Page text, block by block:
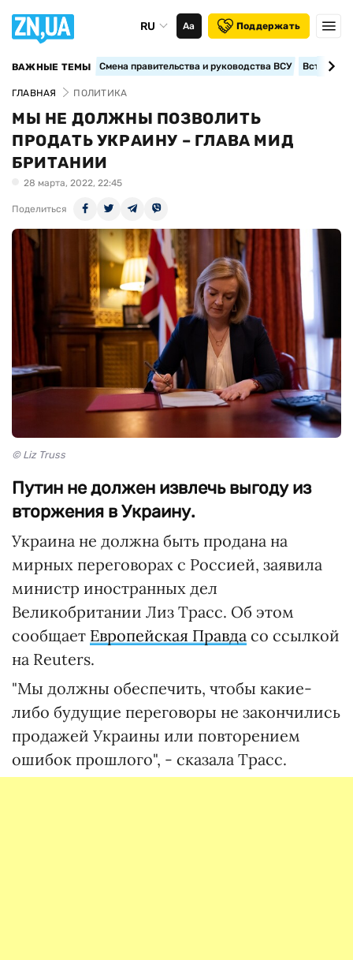
RU Аа Поддержать
ВАЖНЫЕ ТЕМЫ Смена правительства и руководства ВСУ
ГЛАВНАЯ ПОЛИТИКА
МЫ НЕ ДОЛЖНЫ ПОЗВОЛИТЬ
ПРОДАТЬ УКРАИНУ – ГЛАВА МИД
БРИТАНИИ
28 марта, 2022, 22:45
Поделиться
© Liz Truss
Путин не должен извлечь выгоду из
вторжения в Украину.
Украина не должна быть продана на
мирных переговорах с Россией, заявила
министр иностранных дел
Великобритании Лиз Трасс. Об этом
сообщает Европейская Правда со ссылкой
на Reuters.
"Мы должны обеспечить, чтобы какие-
либо будущие переговоры не закончились
продажей Украины или повторением
ошибок прошлого", - сказала Трасс.